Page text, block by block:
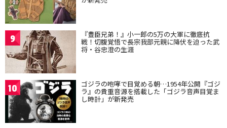
9 『豊臣兄弟！』小一郎の5万の大軍に徹底抗
戦！切腹覚悟で長宗我部元親に降伏を迫った武
将・谷忠澄の生涯
10 ゴジラの咆哮で目覚める朝…1954年公開『ゴジ
ラ』の貴重音源を搭載した「ゴジラ音声目覚ま
し時計」が新発売